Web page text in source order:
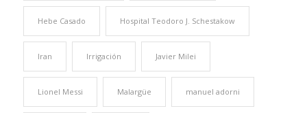
Hebe Casado Hospital Teodoro J. Schestakow
Iran Irrigación Javier Milei
Lionel Messi Malargüe manuel adorni